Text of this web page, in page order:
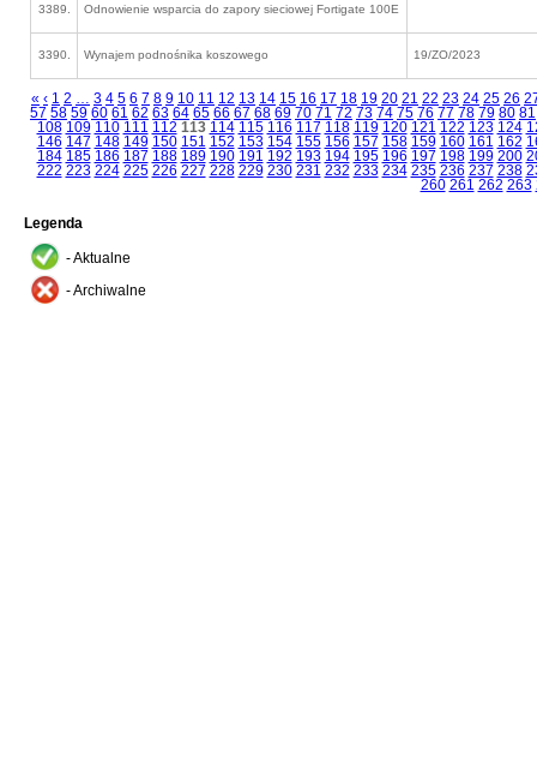
3389. Odnowienie wsparcia do zapory sieciowej Fortigate 100E
3390. Wynajem podnośnika koszowego 19/ZO/2023
« ‹ 1 2 … 3 4 5 6 7 8 9 10 11 12 13 14 15 16 17 18 19 20 21 22 23 24 25 26
57 58 59 60 61 62 63 64 65 66 67 68 69 70 71 72 73 74 75 76 77 78 79 80 81
108 109 110 111 112 113 114 115 116 117 118 119 120 121 122 123 124
146 147 148 149 150 151 152 153 154 155 156 157 158 159 160 161 162
184 185 186 187 188 189 190 191 192 193 194 195 196 197 198 199 200
222 223 224 225 226 227 228 229 230 231 232 233 234 235 236 237 238
260 261 262 263
Legenda
- Aktualne
- Archiwalne